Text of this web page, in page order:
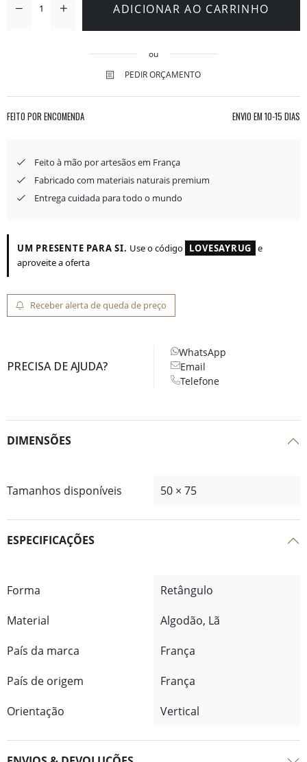
ADICIONAR AO CARRINHO
ou
PEDIR ORÇAMENTO
FEITO POR ENCOMENDA ENVIO EM 10-15 DIAS
Feito à mão por artesãos em França
Fabricado com materiais naturais premium
Entrega cuidada para todo o mundo
UM PRESENTE PARA SI. Use o código LOVESAYRUG e
aproveite a oferta
Receber alerta de queda de preço
PRECISA DE AJUDA?
WhatsApp
Email
Telefone
DIMENSÕES
Tamanhos disponíveis 50 × 75
ESPECIFICAÇÕES
Forma
Retângulo
Material
Algodão, Lã
País da marca
França
País de origem
França
Orientação
Vertical